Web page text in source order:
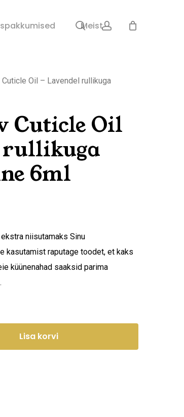
Meist
search account
Cuticle Oil – Lavendel rullikuga
Cuticle Oil
rullikuga
6ml
niisutamaks Sinu
kasutamist raputage toodet, et kaks
küünenahad saaksid parima
Lisa korvi